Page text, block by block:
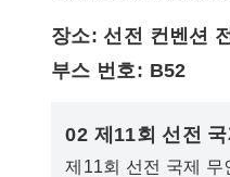
장소: 선전 컨벤션
부스 번호: B52
02 제11회 선전
제11회 선전 국제 무